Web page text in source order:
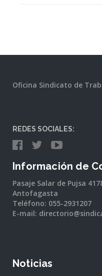
Oficina Sindicato de
REDES SOCIALES:
Información de
Pasaje Salar de Pujsa
Antofagasta
Teléfono: 055-2931207
E-mail:
Noticias